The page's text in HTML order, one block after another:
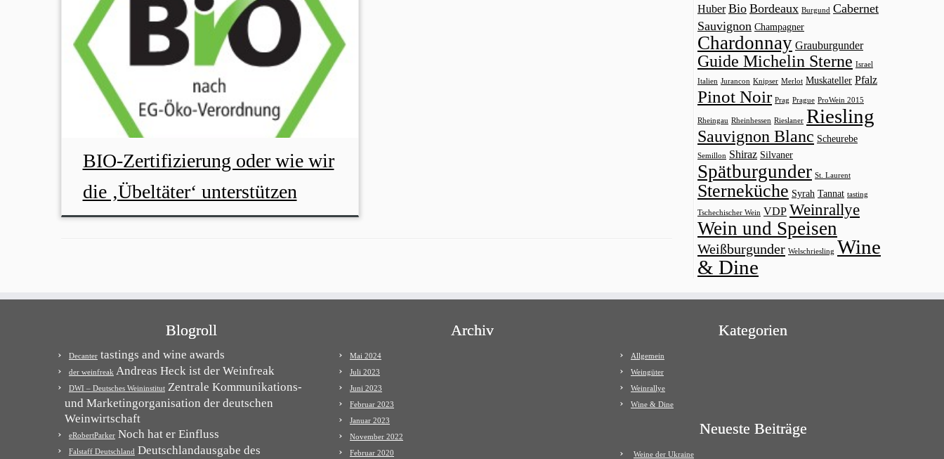
BIO-Zertifizierung oder wie wir
die ‚Übeltäter‘ unterstützen
Huber Bio Bordeaux Burgund Cabernet
Sauvignon Champagner
Chardonnay Grauburgunder
Guide Michelin Sterne Israel
Italien Jurancon Knipser Merlot Muskateller Pfalz
Pinot Noir Prag Prague ProWein 2015
Rheingau Rheinhessen Rieslaner Riesling
Sauvignon Blanc Scheurebe
Semillon Shiraz Silvaner
Spätburgunder St. Laurent
Sterneküche Syrah Tannat tasting
Tschechischer Wein VDP Weinrallye
Wein und Speisen
Weißburgunder Welschriesling Wine
& Dine
Blogroll
Decanter tastings and wine awards
der weinfreak Andreas Heck ist der Weinfreak
DWI – Deutsches Weininstitut Zentrale Kommunikations-
und Marketingorganisation der deutschen
Weinwirtschaft
eRobertParker Noch hat er Einfluss
Falstaff Deutschland Deutschlandausgabe des
Archiv
Mai 2024
Juli 2023
Juni 2023
Februar 2023
Januar 2023
November 2022
Februar 2020
Kategorien
Allgemein
Weingüter
Weinrallye
Wine & Dine
Neueste Beiträge
Weine der Ukraine